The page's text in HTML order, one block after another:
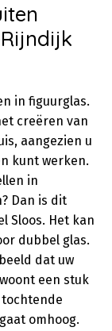
in figuurglas.
creëren van
aangezien u
kunt werken.
in
Dan is dit
Sloos. Het kan
dubbel glas.
dat uw
een stuk
omhoog.